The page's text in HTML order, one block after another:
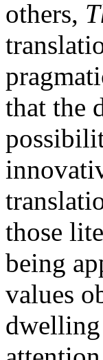
others,
that the
those
being
values
dwelling